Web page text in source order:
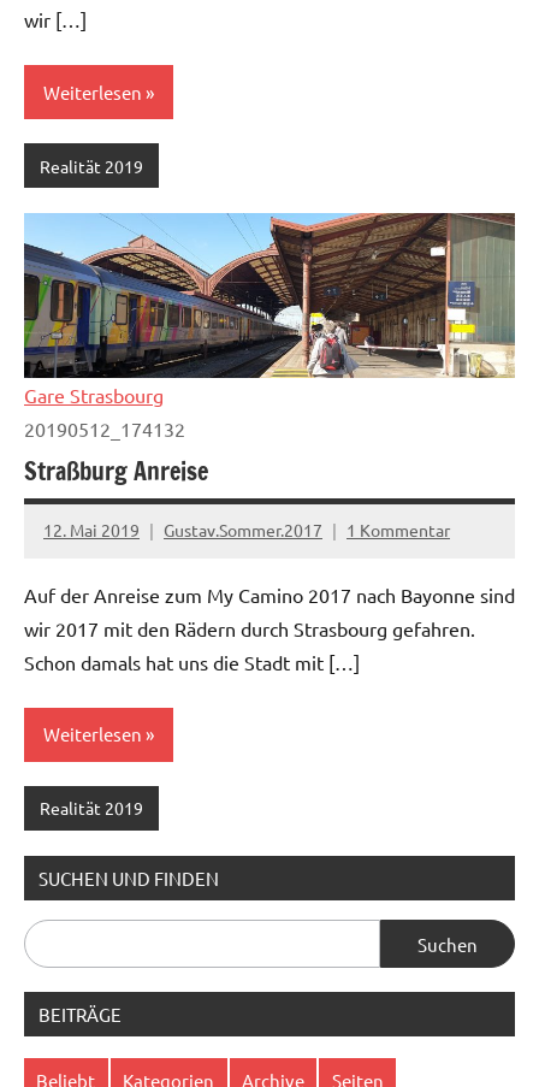
wir […]
Weiterlesen
Realität 2019
Gare Strasbourg
20190512_174132
Straßburg Anreise
12. Mai 2019 Gustav.Sommer.2017 1 Kommentar
Auf der Anreise zum My Camino 2017 nach Bayonne sind
wir 2017 mit den Rädern durch Strasbourg gefahren.
Schon damals hat uns die Stadt mit […]
Weiterlesen
Realität 2019
SUCHEN UND FINDEN
Suchen
nach:
BEITRÄGE
Beliebt Kategorien Archive Seiten